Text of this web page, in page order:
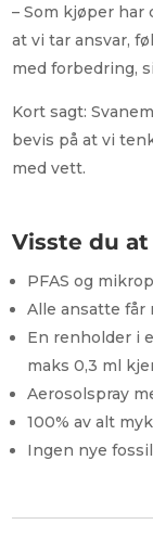
– Som kjøper har
at vi tar ansvar,
med forbedring,
Kort sagt:
bevis på at vi
med vett.
Visste du
PFAS og
Alle ansatte
En renholder i
maks 0,3 ml
Aerosolspray
100% av alt
Ingen nye